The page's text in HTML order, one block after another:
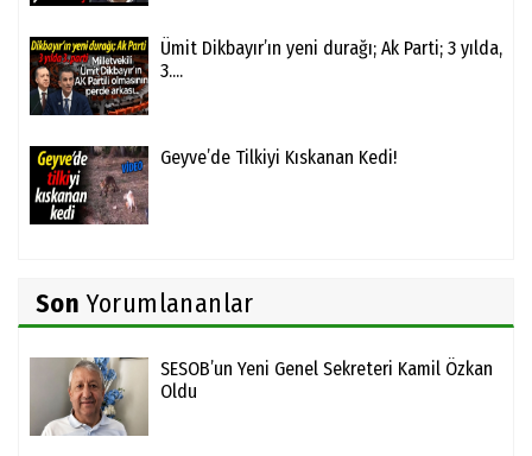
Ümit Dikbayır’ın yeni durağı; Ak Parti; 3 yılda,
3....
Geyve’de Tilkiyi Kıskanan Kedi!
Son Yorumlananlar
SESOB’un Yeni Genel Sekreteri Kamil Özkan
Oldu